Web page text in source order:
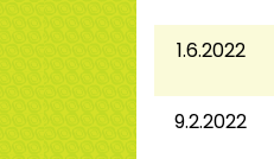
1.6.2022
9.2.2022